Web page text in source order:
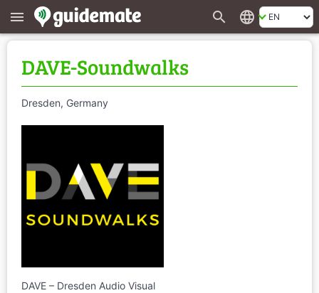
menu search language
DAVE-Soundwalks
Dresden, Germany
DAVE – Dresden Audio Visual